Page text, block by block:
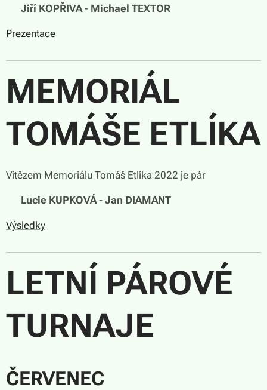
Jiří KOPŘIVA- Michael TEXTOR
Prezentace
MEMORIÁL
TOMÁŠE ETLÍKA
Vítězem Memoriálu Tomáš Etlíka 2022 je pár
Lucie KUPKOVÁ- Jan DIAMANT
Výsledky
LETNÍ PÁROVÉ
TURNAJE
ČERVENEC